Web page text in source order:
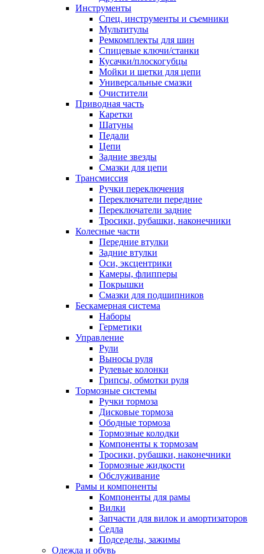
Инструменты
Спец. инструменты и съемники
Мультитулы
Ремкомплекты для шин
Спицевые ключи/станки
Кусачки/плоскогубцы
Мойки и щетки для цепи
Универсальные смазки
Очистители
Приводная часть
Каретки
Шатуны
Педали
Цепи
Задние звезды
Смазки для цепи
Трансмиссия
Ручки переключения
Переключатели передние
Переключатели задние
Тросики, рубашки, наконечники
Колесные части
Передние втулки
Задние втулки
Оси, эксцентрики
Камеры, флипперы
Покрышки
Смазки для подшипников
Бескамерная система
Наборы
Герметики
Управление
Рули
Выносы руля
Рулевые колонки
Грипсы, обмотки руля
Тормозные системы
Ручки тормоза
Дисковые тормоза
Ободные тормоза
Тормозные колодки
Компоненты к тормозам
Тросики, рубашки, наконечники
Тормозные жидкости
Обслуживание
Рамы и компоненты
Компоненты для рамы
Вилки
Запчасти для вилок и амортизаторов
Седла
Подседелы, зажимы
Одежда и обувь